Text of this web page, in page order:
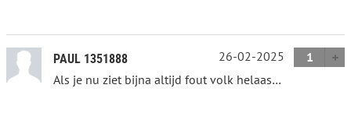
PAUL 1351888 26-02-2025
1
Als je nu ziet bijna altijd fout volk helaas…